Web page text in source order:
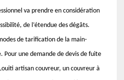
va prendre en considération
de l’étendue des dégâts.
de tarification de la main-
Pour une demande de devis de fuite
artisan couvreur, un couvreur à